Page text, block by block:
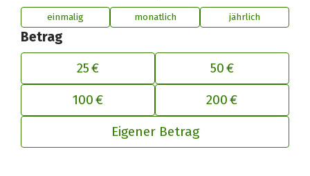
einmalig monatlich jährlich
Betrag
25 €
50 €
100 € 200 €
Eigener Betrag